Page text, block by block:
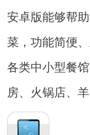
安卓版能够帮
菜，功能简便
各类中小型餐
房、火锅店、